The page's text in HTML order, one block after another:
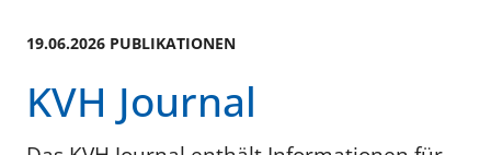
19.06.2026 PUBLIKATIONEN
KVH Journal